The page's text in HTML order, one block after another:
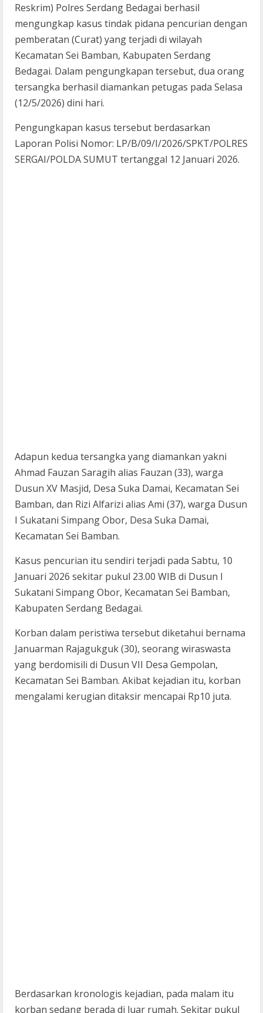
Reskrim) Polres Serdang Bedagai berhasil
mengungkap kasus tindak pidana pencurian dengan
pemberatan (Curat) yang terjadi di wilayah
Kecamatan Sei Bamban, Kabupaten Serdang
Bedagai. Dalam pengungkapan tersebut, dua orang
tersangka berhasil diamankan petugas pada Selasa
(12/5/2026) dini hari.
Pengungkapan kasus tersebut berdasarkan
Laporan Polisi Nomor: LP/B/09/I/2026/SPKT/POLRES
SERGAI/POLDA SUMUT tertanggal 12 Januari 2026.
Adapun kedua tersangka yang diamankan yakni
Ahmad Fauzan Saragih alias Fauzan (33), warga
Dusun XV Masjid, Desa Suka Damai, Kecamatan Sei
Bamban, dan Rizi Alfarizi alias Ami (37), warga Dusun
I Sukatani Simpang Obor, Desa Suka Damai,
Kecamatan Sei Bamban.
Kasus pencurian itu sendiri terjadi pada Sabtu, 10
Januari 2026 sekitar pukul 23.00 WIB di Dusun I
Sukatani Simpang Obor, Kecamatan Sei Bamban,
Kabupaten Serdang Bedagai.
Korban dalam peristiwa tersebut diketahui bernama
Januarman Rajagukguk (30), seorang wiraswasta
yang berdomisili di Dusun VII Desa Gempolan,
Kecamatan Sei Bamban. Akibat kejadian itu, korban
mengalami kerugian ditaksir mencapai Rp10 juta.
Berdasarkan kronologis kejadian, pada malam itu
korban sedang berada di luar rumah. Sekitar pukul